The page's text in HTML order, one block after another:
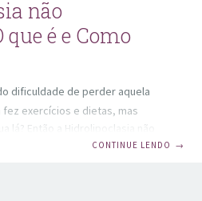
não
é e Como
dificuldade de perder aquela
fez exercícios e dietas, mas
lá? Então a Hidrolipoclasia não
Quando se faz de tudo, mas não
CONTINUE LENDO →